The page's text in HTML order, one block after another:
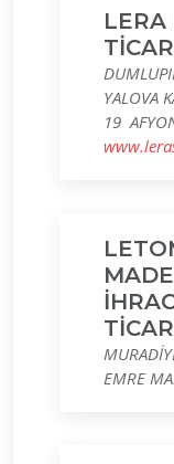
LERA
YALOVA
19
EMRE